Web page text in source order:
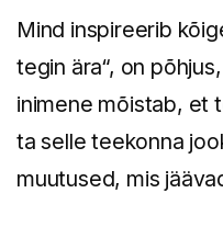
Mind inspireerib
tegin ära“, on
inimene mõistab, et
ta selle teekonna
muutused, mis